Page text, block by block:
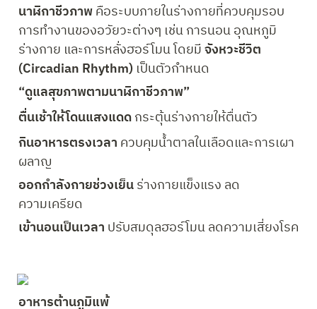
นาฬิกาชีวภาพ คือระบบภายในร่างกายที่ควบคุมรอบ
การทำงานของอวัยวะต่างๆ เช่น การนอน อุณหภูมิ
ร่างกาย และการหลั่งฮอร์โมน โดยมี จังหวะชีวิต
(Circadian Rhythm) เป็นตัวกำหนด
“ดูแลสุขภาพตามนาฬิกาชีวภาพ”
ตื่นเช้าให้โดนแสงแดด กระตุ้นร่างกายให้ตื่นตัว
กินอาหารตรงเวลา ควบคุมน้ำตาลในเลือดและการเผา
ผลาญ
ออกกำลังกายช่วงเย็น ร่างกายแข็งแรง ลด
ความเครียด
เข้านอนเป็นเวลา ปรับสมดุลฮอร์โมน ลดความเสี่ยงโรค
อาหารต้านภูมิแพ้